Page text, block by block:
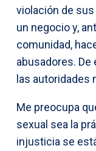
violación de
un negocio y,
comunidad,
abusadores. De
las autoridades
Me preocupa
sexual sea la
injusticia se